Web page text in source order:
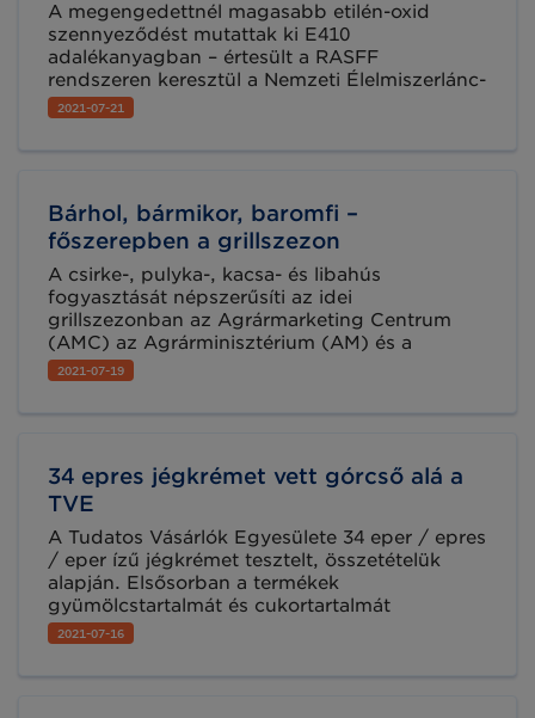
A megengedettnél magasabb etilén-oxid
szennyeződést mutattak ki E410
adalékanyagban – értesült a RASFF
rendszeren keresztül a Nemzeti Élelmiszerlánc-
biztonsági Hivatal (Nébih). A hatóság a
kiemelten kockázatos termékek esetében
felhasználó vállalkozótól mielőbbi
önellenőrzést és szükség esetén határozott
intézkedést kér.
2021-07-21
Bárhol, bármikor, baromfi –
főszerepben a grillszezon
A csirke-, pulyka-, kacsa- és libahús
fogyasztását népszerűsíti az idei
grillszezonban az Agrármarketing Centrum
(AMC) az Agrárminisztérium (AM) és a
Baromfi Termék Tanács (BTT)
együttműködésével. A grillezés most igazán
2021-07-19
34 epres jégkrémet vett górcső alá a
TVE
A Tudatos Vásárlók Egyesülete 34 eper / epres
/ eper ízű jégkrémet tesztelt, összetételük
alapján. Elsősorban a termékek
gyümölcstartalmát és cukortartalmát
vizsgálták, de emellett az aromák,
emulgeálószerek és stabilizátorok jelenlétét is
2021-07-16